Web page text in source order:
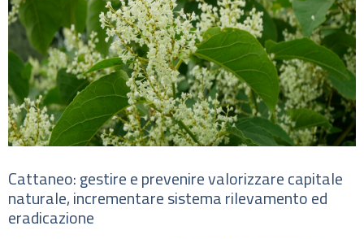
Cattaneo: gestire e prevenire valorizzare capitale
naturale, incrementare sistema rilevamento ed
eradicazione